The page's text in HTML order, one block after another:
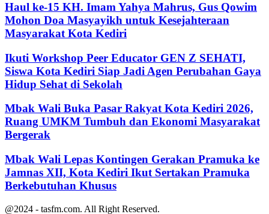
Haul ke-15 KH. Imam Yahya Mahrus, Gus Qowim
Mohon Doa Masyayikh untuk Kesejahteraan
Masyarakat Kota Kediri
Ikuti Workshop Peer Educator GEN Z SEHATI,
Siswa Kota Kediri Siap Jadi Agen Perubahan Gaya
Hidup Sehat di Sekolah
Mbak Wali Buka Pasar Rakyat Kota Kediri 2026,
Ruang UMKM Tumbuh dan Ekonomi Masyarakat
Bergerak
Mbak Wali Lepas Kontingen Gerakan Pramuka ke
Jamnas XII, Kota Kediri Ikut Sertakan Pramuka
Berkebutuhan Khusus
@2024 - tasfm.com. All Right Reserved.